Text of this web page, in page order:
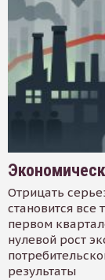
Отрицать
становится
первом
нулевой рост
результаты